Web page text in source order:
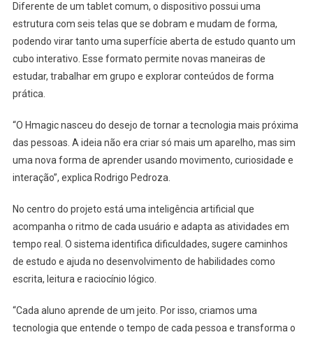
Diferente de um tablet comum, o dispositivo possui uma
estrutura com seis telas que se dobram e mudam de forma,
podendo virar tanto uma superfície aberta de estudo quanto um
cubo interativo. Esse formato permite novas maneiras de
estudar, trabalhar em grupo e explorar conteúdos de forma
prática.
“O Hmagic nasceu do desejo de tornar a tecnologia mais próxima
das pessoas. A ideia não era criar só mais um aparelho, mas sim
uma nova forma de aprender usando movimento, curiosidade e
interação”, explica Rodrigo Pedroza.
No centro do projeto está uma inteligência artificial que
acompanha o ritmo de cada usuário e adapta as atividades em
tempo real. O sistema identifica dificuldades, sugere caminhos
de estudo e ajuda no desenvolvimento de habilidades como
escrita, leitura e raciocínio lógico.
“Cada aluno aprende de um jeito. Por isso, criamos uma
tecnologia que entende o tempo de cada pessoa e transforma o